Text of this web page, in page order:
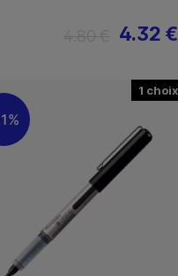
4.32 €
1